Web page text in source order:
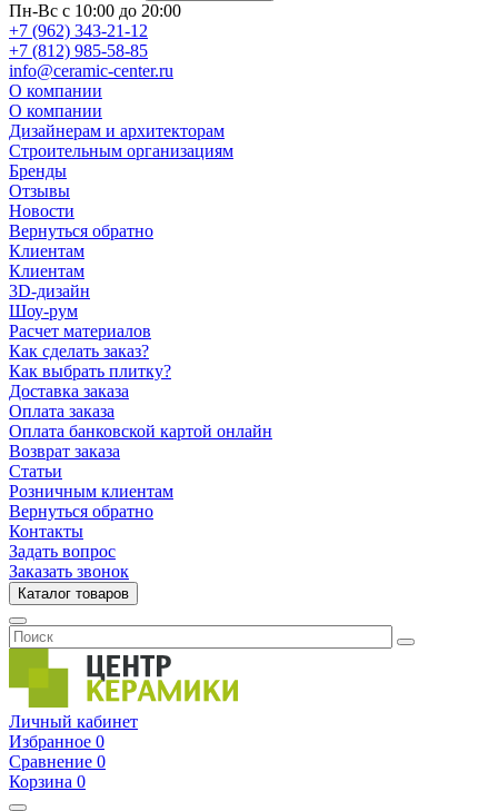
Пн-Вс с 10:00 до 20:00
+7 (962) 343-21-12
+7 (812) 985-58-85
info@ceramic-center.ru
О компании
О компании
Дизайнерам и архитекторам
Строительным организациям
Бренды
Отзывы
Новости
Вернуться обратно
Клиентам
Клиентам
3D-дизайн
Шоу-рум
Расчет материалов
Как сделать заказ?
Как выбрать плитку?
Доставка заказа
Оплата заказа
Оплата банковской картой онлайн
Возврат заказа
Статьи
Розничным клиентам
Вернуться обратно
Контакты
Задать вопрос
Заказать звонок
Каталог товаров
Личный кабинет
Избранное 0
Сравнение 0
Корзина 0